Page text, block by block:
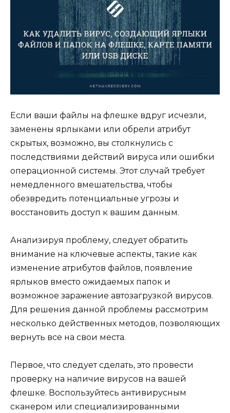
Если ваши файлы на флешке вдруг исчезли,
заменены ярлыками или обрели атрибут
скрытых, возможно, вы столкнулись с
последствиями действий вируса или ошибки
операционной системы. Этот случай требует
немедленного вмешательства, чтобы
обезвредить потенциальные угрозы и
восстановить доступ к вашим данным.
Анализируя проблему, следует обратить
внимание на ключевые аспекты, такие как
изменение атрибутов файлов, появление
ярлыков вместо ожидаемых папок и
возможное заражение автозагрузкой вирусов.
Для решения данной проблемы рассмотрим
несколько действенных методов, позволяющих
вернуть все на свои места.
Первое, что следует сделать, это провести
проверку на наличие вирусов на вашей
флешке. Воспользуйтесь антивирусным
сканером или специализированными